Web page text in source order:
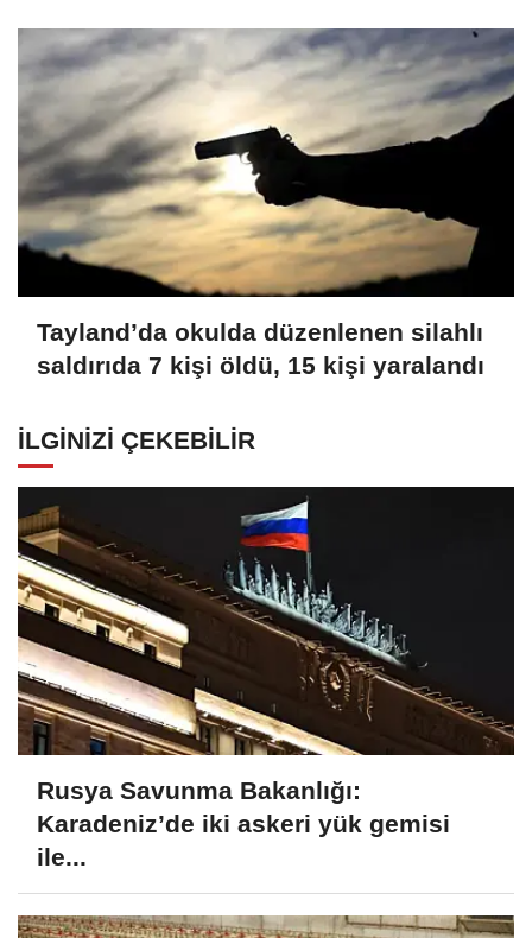
Tayland’da okulda düzenlenen silahlı
saldırıda 7 kişi öldü, 15 kişi yaralandı
İLGINIZI ÇEKEBILIR
Rusya Savunma Bakanlığı:
Karadeniz’de iki askeri yük gemisi
ile...